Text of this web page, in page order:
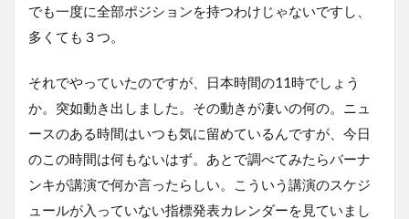
でも一度に全部ポジションを持つわけじゃないですし、
多くても３つ。
それでやっていたのですが、日本時間の11時でしょう
か。突如動き出しました。その動きが凄いの何の。ニュ
ースのある時間はいつも気に留めているんですが、今日
のこの時間は何もないはず。あとで調べてみたらバーナ
ンキが講演で何か言ったらしい。こういう講演のスケジ
ュールが入っていない指標発表カレンダーを見ていまし